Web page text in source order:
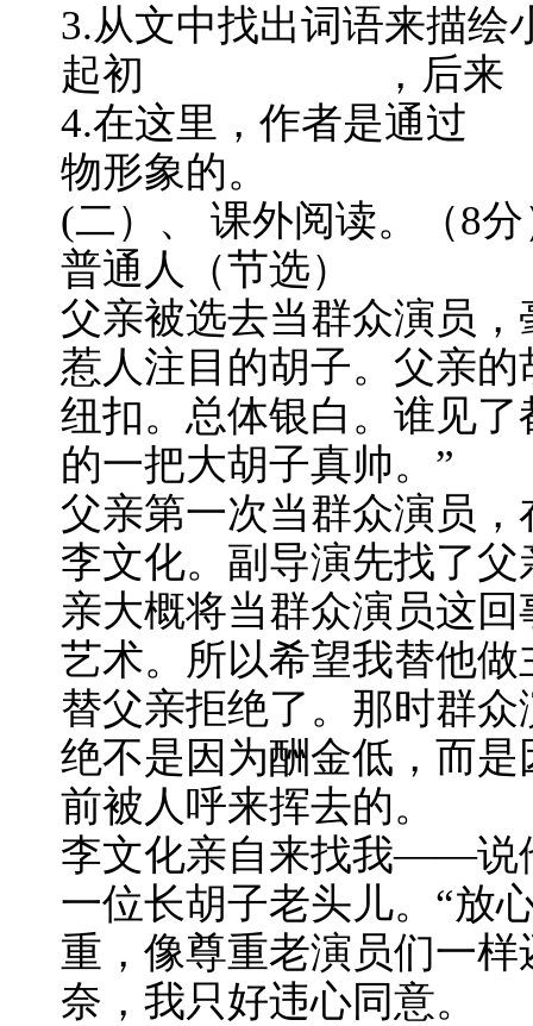
3.从文中找出词语来描绘
起初 ，
4.在这里，作者是
物形象的。
(二）、 课外阅读。（8分
普通人（节选）
父亲被选去当群众演员
惹人注目的胡子。父亲
纽扣。总体银白。谁见
的一把大胡子真帅。”
父亲第一次当群众演员
李文化。副导演先找了
亲大概将当群众演员这
艺术。所以希望我替他
替父亲拒绝了。那时群
绝不是因为酬金低，而
前被人呼来挥去的。
李文化亲自来找我——说
一位长胡子老头儿。“放
重，像尊重老演员们一
奈，我只好违心同意。